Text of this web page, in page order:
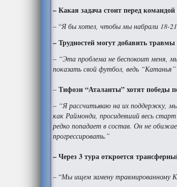
– Какая задача стоит перед
– “Я бы хотел, чтобы мы набрали 18-
– Трудностей могут добавить
– “Эта проблема не беспокоит меня,
показать свой футбол, ведь
–Тифози “Аталанты” хотят победы
– “Я рассчитываю на их поддержку,
как Раймонди, просидевший весь
редко попадает в состав. Он не
прогрессировать.”
– Через 3 тура откроется
– “Мы ищем замену травмированному